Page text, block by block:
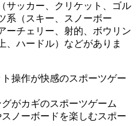
サッカー、クリケット、ゴル
系（スキー、スノーボー
ーチェリー、射的、ボウリン
、ハードル）などがありま
操作が快感のスポーツゲー
がカギのスポーツゲーム
ノーボードを楽しむスポー